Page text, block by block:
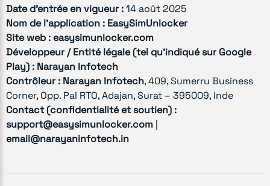
Date d'entrée en vigueur :14 août 2025
Nom de l'application : EasySimUnlocker
Site web : easysimunlocker.com
Développeur / Entité légale (tel qu'indiqué sur Google
Play) : Narayan Infotech
Contrôleur : Narayan Infotech, 409, Sumerru Business
Corner, Opp. Pal RTO, Adajan, Surat – 395009, Inde
Contact (confidentialité et soutien) :
support@easysimunlocker.com |
email@narayaninfotech.in